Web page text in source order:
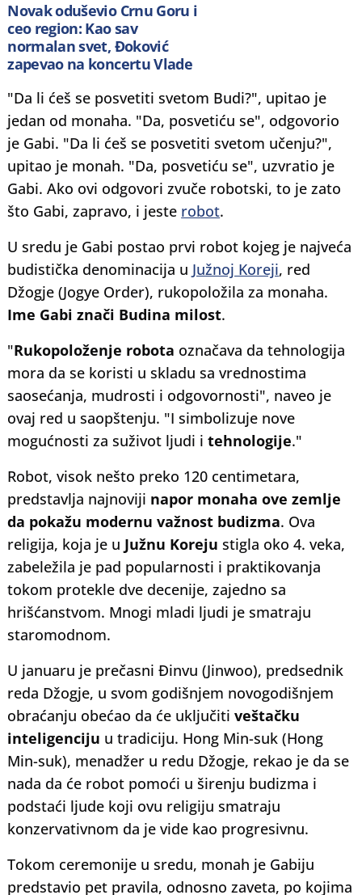
Novak oduševio Crnu Goru i
ceo region: Kao sav
normalan svet, Đoković
zapevao na koncertu Vlade
"Da li ćeš se posvetiti svetom Budi?", upitao je
jedan od monaha. "Da, posvetiću se", odgovorio
je Gabi. "Da li ćeš se posvetiti svetom učenju?",
upitao je monah. "Da, posvetiću se", uzvratio je
Gabi. Ako ovi odgovori zvuče robotski, to je zato
što Gabi, zapravo, i jeste robot.
U sredu je Gabi postao prvi robot kojeg je najveća
budistička denominacija u Južnoj Koreji, red
Džogje (Jogye Order), rukopoložila za monaha.
Ime Gabi znači Budina milost.
"Rukopoloženje robota označava da tehnologija
mora da se koristi u skladu sa vrednostima
saosećanja, mudrosti i odgovornosti", naveo je
ovaj red u saopštenju. "I simbolizuje nove
mogućnosti za suživot ljudi itehnologije."
Robot, visok nešto preko 120 centimetara,
predstavlja najnoviji napor monaha ove zemlje
da pokažu modernu važnost budizma. Ova
religija, koja je u Južnu Koreju stigla oko 4. veka,
zabeležila je pad popularnosti i praktikovanja
tokom protekle dve decenije, zajedno sa
hrišćanstvom. Mnogi mladi ljudi je smatraju
staromodnom.
U januaru je prečasni Đinvu (Jinwoo), predsednik
reda Džogje, u svom godišnjem novogodišnjem
obraćanju obećao da će uključitiveštačku
inteligenciju u tradiciju. Hong Min-suk (Hong
Min-suk), menadžer u redu Džogje, rekao je da se
nada da će robot pomoći u širenju budizma i
podstaći ljude koji ovu religiju smatraju
konzervativnom da je vide kao progresivnu.
Tokom ceremonije u sredu, monah je Gabiju
predstavio pet pravila, odnosno zaveta, po kojima